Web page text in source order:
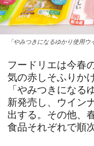
「やみつきになるゆかり使用
フードリエは今春
気の赤しそふりか
「やみつきになる
新発売し、ウイン
出する。その他、
食品それぞれで順